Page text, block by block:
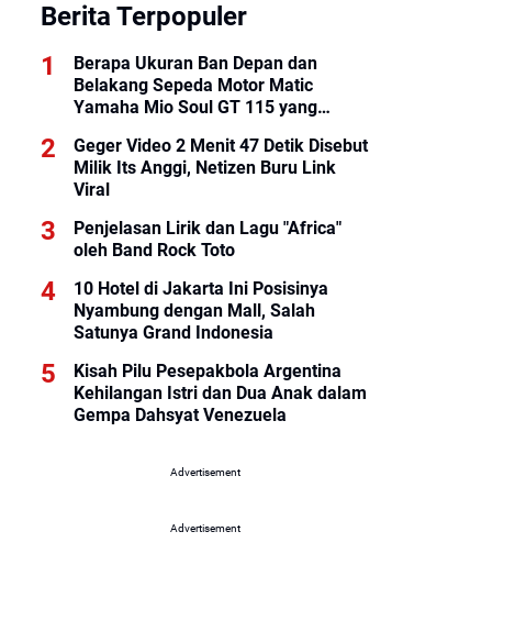
Berita Terpopuler
Berapa Ukuran Ban Depan dan
Belakang Sepeda Motor Matic
Yamaha Mio Soul GT 115 yang
Geger Video 2 Menit 47 Detik Disebut
Milik Its Anggi, Netizen Buru Link
Viral
Penjelasan Lirik dan Lagu "Africa"
oleh Band Rock Toto
10 Hotel di Jakarta Ini Posisinya
Nyambung dengan Mall, Salah
Satunya Grand Indonesia
Kisah Pilu Pesepakbola Argentina
Kehilangan Istri dan Dua Anak dalam
Gempa Dahsyat Venezuela
Advertisement
Advertisement